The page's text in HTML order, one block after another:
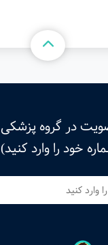
در گروه پزشکی
خود را وارد کنید)